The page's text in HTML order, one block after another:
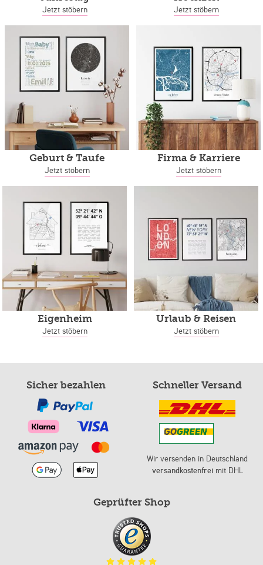
Jetzt stöbern
Jetzt stöbern
Geburt & Taufe
Jetzt stöbern
Firma & Karriere
Jetzt stöbern
Eigenheim
Jetzt stöbern
Urlaub & Reisen
Jetzt stöbern
Sicher bezahlen Schneller Versand
Wir versenden in Deutschland
versandkostenfreimit DHL
Geprüfter Shop